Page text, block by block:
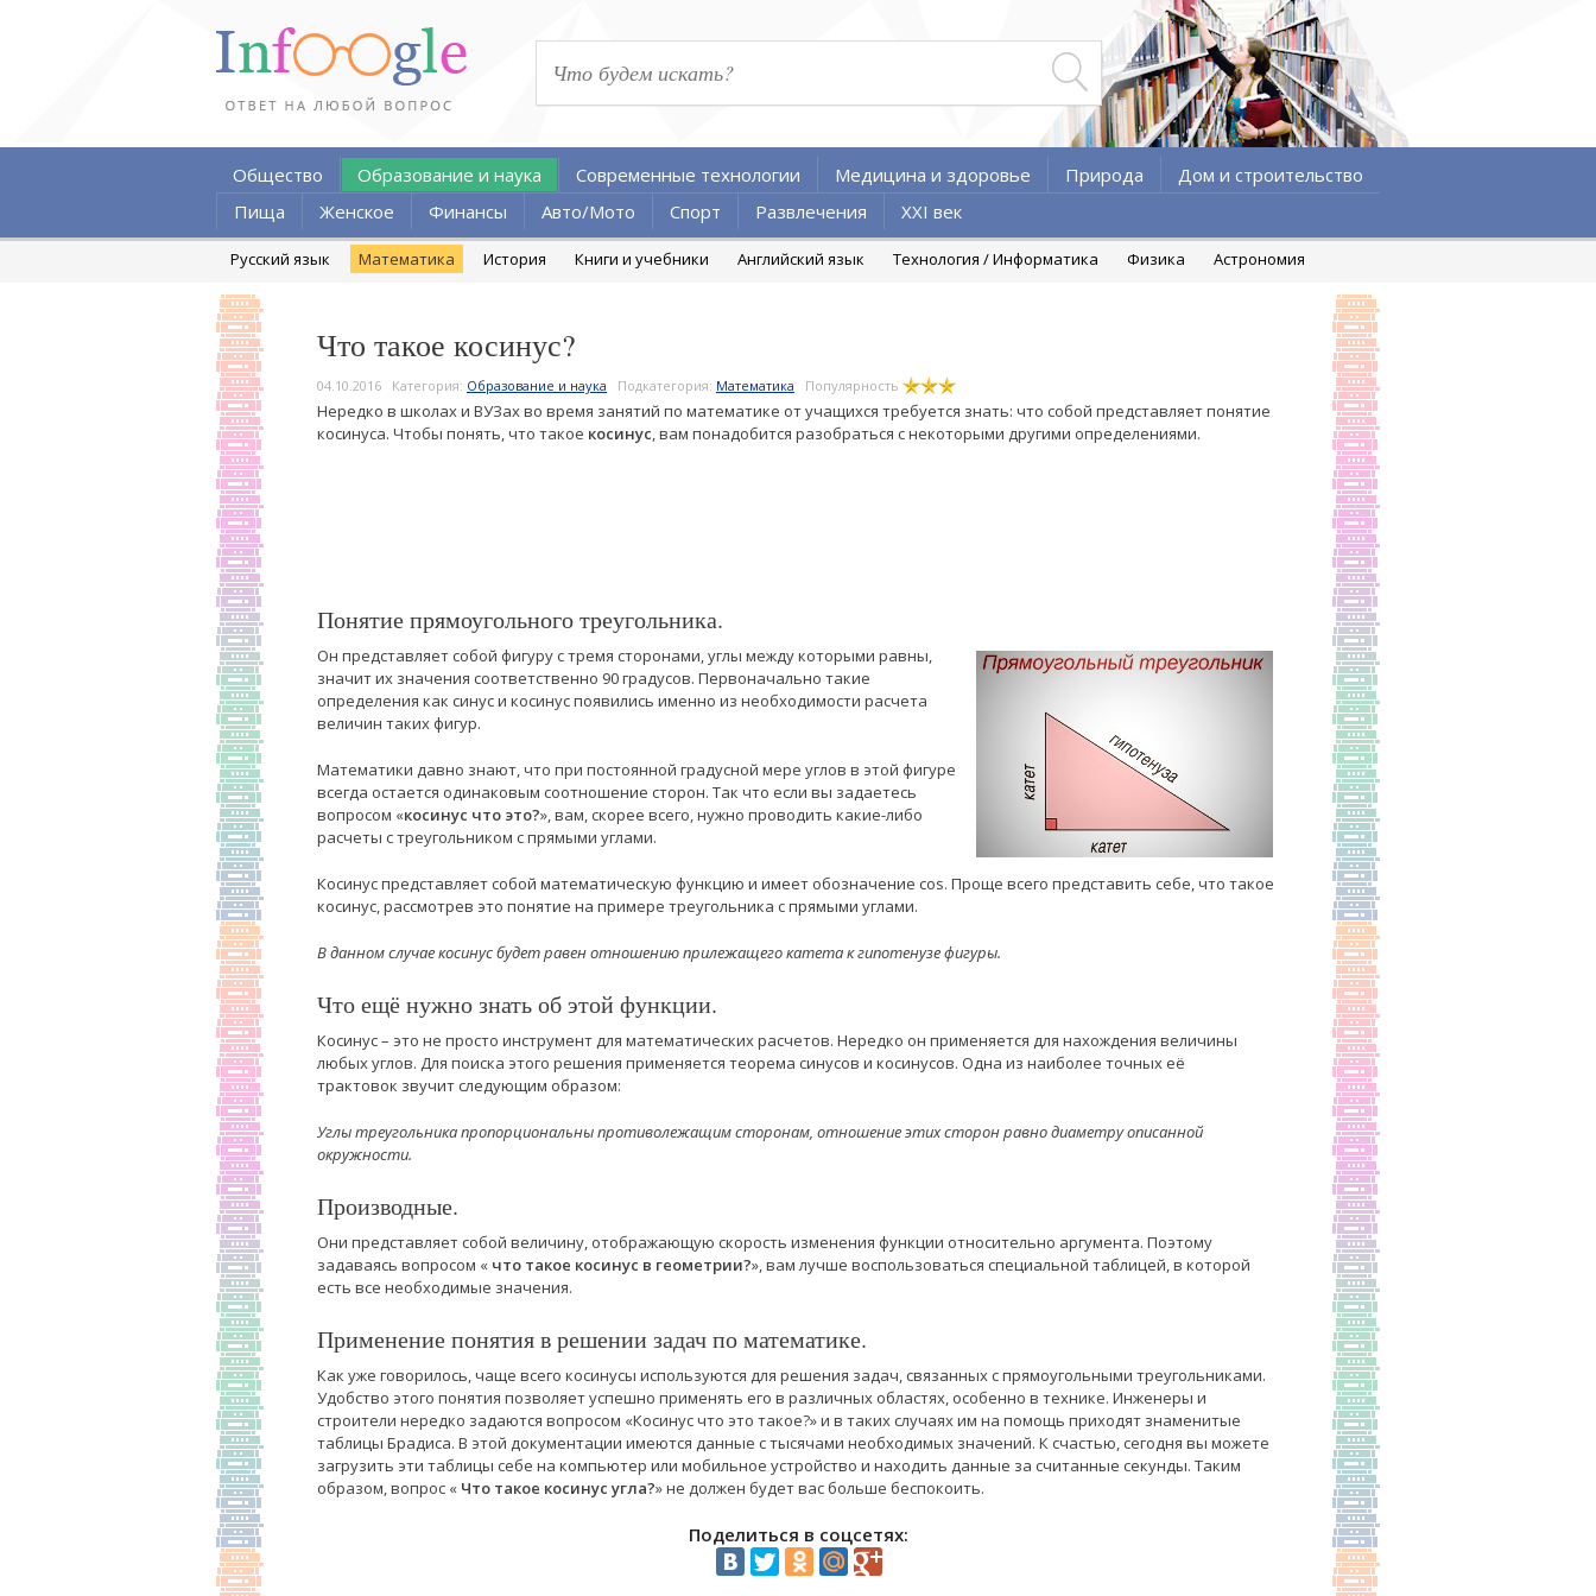
Общество Образование и наука Современные технологии Медицина и здоровье Природа
Дом и строительство
Пища
Женское Финансы Авто/Мото Спорт Развлечения XXI век
Русский язык Математика История Книги и учебники Английский язык Технология / Информатика Физика Астрономия
Что такое косинус?
04.10.2016 Категория: Образование и наука Подкатегория: Математика Популярность
Нередко в школах и ВУЗах во время занятий по математике от учащихся требуется знать: что собой представляет понятие
косинуса. Чтобы понять, что такое косинус, вам понадобится разобраться с некоторыми другими определениями.
Понятие прямоугольного треугольника.
Он представляет собой фигуру с тремя сторонами, углы между которыми равны,
значит их значения соответственно 90 градусов. Первоначально такие
определения как синус и косинус появились именно из необходимости расчета
величин таких фигур.
Математики давно знают, что при постоянной градусной мере углов в этой фигуре
всегда остается одинаковым соотношение сторон. Так что если вы задаетесь
вопросом «косинус что это?», вам, скорее всего, нужно проводить какие-либо
расчеты с треугольником с прямыми углами.
Косинус представляет собой математическую функцию и имеет обозначение cos. Проще всего представить себе, что такое
косинус, рассмотрев это понятие на примере треугольника с прямыми углами.
В данном случае косинус будет равен отношению прилежащего катета к гипотенузе фигуры.
Что ещё нужно знать об этой функции.
Косинус – это не просто инструмент для математических расчетов. Нередко он применяется для нахождения величины
любых углов. Для поиска этого решения применяется теорема синусов и косинусов. Одна из наиболее точных её
трактовок звучит следующим образом:
Углы треугольника пропорциональны противолежащим сторонам, отношение этих сторон равно диаметру описанной
окружности.
Производные.
Они представляет собой величину, отображающую скорость изменения функции относительно аргумента. Поэтому
задаваясь вопросом « что такое косинус в геометрии?», вам лучше воспользоваться специальной таблицей, в которой
есть все необходимые значения.
Применение понятия в решении задач по математике.
Как уже говорилось, чаще всего косинусы используются для решения задач, связанных с прямоугольными треугольниками.
Удобство этого понятия позволяет успешно применять его в различных областях, особенно в технике. Инженеры и
строители нередко задаются вопросом «Косинус что это такое?» и в таких случаях им на помощь приходят знаменитые
таблицы Брадиса. В этой документации имеются данные с тысячами необходимых значений. К счастью, сегодня вы можете
загрузить эти таблицы себе на компьютер или мобильное устройство и находить данные за считанные секунды. Таким
образом, вопрос « Что такое косинус угла?» не должен будет вас больше беспокоить.
Поделиться в соцсетях: